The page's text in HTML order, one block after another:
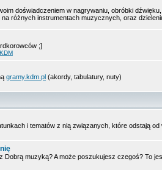
doświadczeniem w nagrywaniu, obróbki
różnych instrumentach muzycznych, oraz
;]
gramy.kdm.pl (akordy, tabulatury, nuty)
i tematów z nią związanych, które odstają od
Dobrą muzyką? A może poszukujesz czegoś? To